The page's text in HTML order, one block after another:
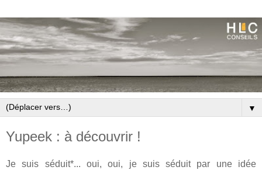
▼
Yupeek : à découvrir !
Je suis séduit*... oui, oui, je suis séduit par une idée